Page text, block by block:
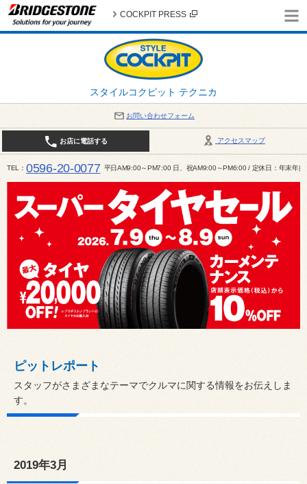
スタイルコクピット テクニカ
COCKPIT PRESS
お問い合わせフォーム
アクセスマップ
お店に電話する
TEL 0596-20-0077 平日AM9:00～PM7:00 日、祝AM9:00～PM6:00 / 定休日：年末年
ピットレポート
スタッフがさまざまなテーマでクルマに関する情報をお伝えしま
す。
2019年3月